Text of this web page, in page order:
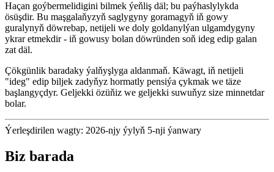
Haçan goýbermelidigini bilmek ýeňliş däl; bu paýhaslylykda
ösüşdir. Bu maşgalaňyzyň saglygyny goramagyň iň gowy
guralynyň döwrebap, netijeli we doly goldanylýan ulgamdygyny
ykrar etmekdir - iň gowusy bolan döwründen soň ideg edip galan
zat däl.
Çökgünlik baradaky ýalňyşlyga aldanmaň. Käwagt, iň netijeli
"ideg" edip biljek zadyňyz hormatly pensiýa çykmak we täze
başlangyçdyr. Geljekki özüňiz we geljekki suwuňyz size minnetdar
bolar.
Ýerleşdirilen wagty: 2026-njy ýylyň 5-nji ýanwary
Biz barada